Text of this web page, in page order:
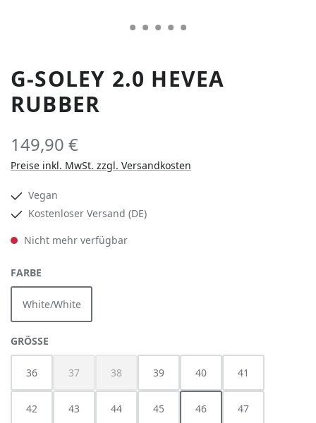
G-SOLEY 2.0 HEVEA
RUBBER
149,90 €
Preise inkl. MwSt. zzgl. Versandkosten
Vegan
Kostenloser Versand (DE)
Nicht mehr verfügbar
FARBE
White/White
(Diese Option ist zurzeit nicht verfügbar.)
GRÖSSE
36 37
(Diese Option ist zurzeit nicht verfügbar.)
38
(Diese Option ist zurzeit nicht verfügbar.)
39 40 41
42 43 44 45 46
(Diese Option ist zurzeit
47